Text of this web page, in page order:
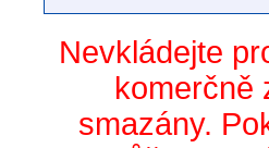
Nevkládejte
komerčně
smazány.